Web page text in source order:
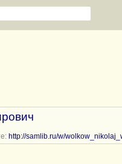
http://samlib.ru/w/